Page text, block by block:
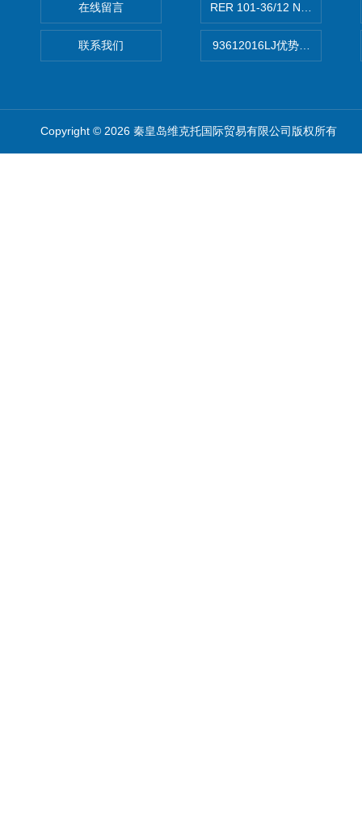
在线留言
联系我们
RER 101-36/12 NHH离心
93612016LJ优势供应美国
Copyright © 2026 秦皇岛维克托国际贸易有限公司版权所有